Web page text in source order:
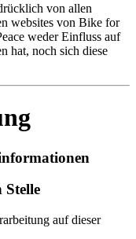
von allen
websites von Bike for
weder Einfluss auf
hat, noch sich diese
Stelle
auf dieser